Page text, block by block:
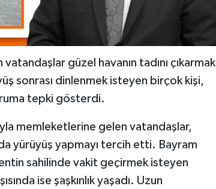
güzel havanın tadını çıkarmak
sonrası dinlenmek isteyen birçok kişi,
tepki gösterdi.
memleketlerine gelen vatandaşlar,
yürüyüş yapmayı tercih etti. Bayram
sahilinde vakit geçirmek isteyen
ise şaşkınlık yaşadı. Uzun